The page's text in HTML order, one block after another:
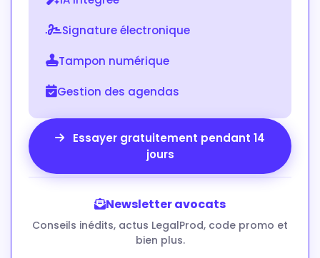
Signature électronique
Tampon numérique
Gestion des agendas
Essayer gratuitement pendant 14
jours
Newsletter avocats
Conseils inédits, actus LegalProd, code promo et
bien plus.